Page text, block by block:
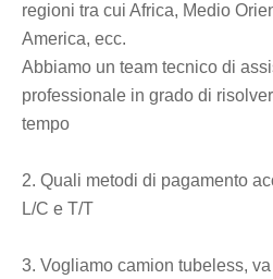
regioni tra cui Africa, Medio
America, ecc.
Abbiamo un team tecnico di
professionale in grado di
tempo
2. Quali metodi di pagamento
L/C e T/T
3. Vogliamo camion tubeless,